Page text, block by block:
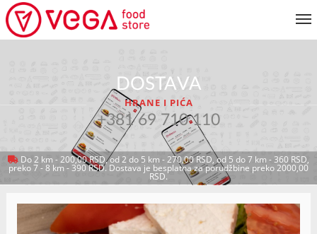
KORISNIČKI SERVISDOSTAVA
HRANE I PIĆA
+381 69 710 110
Do 2 km - 200,00 RSD, od 2 do 5 km - 270,00 RSD, od 5 do 7 km - 360 RSD,
preko 7 - 8 km - 390 RSD. Dostava je besplatna za porudžbine preko 2000,00
RSD.
VRATI SE NA JELOVNIK